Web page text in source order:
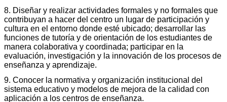
8. Diseñar y realizar actividades formales y no formales que
contribuyan a hacer del centro un lugar de participación y
cultura en el entorno donde esté ubicado; desarrollar las
funciones de tutoría y de orientación de los estudiantes de
manera colaborativa y coordinada; participar en la
evaluación, investigación y la innovación de los procesos de
enseñanza y aprendizaje.
9. Conocer la normativa y organización institucional del
sistema educativo y modelos de mejora de la calidad con
aplicación a los centros de enseñanza.